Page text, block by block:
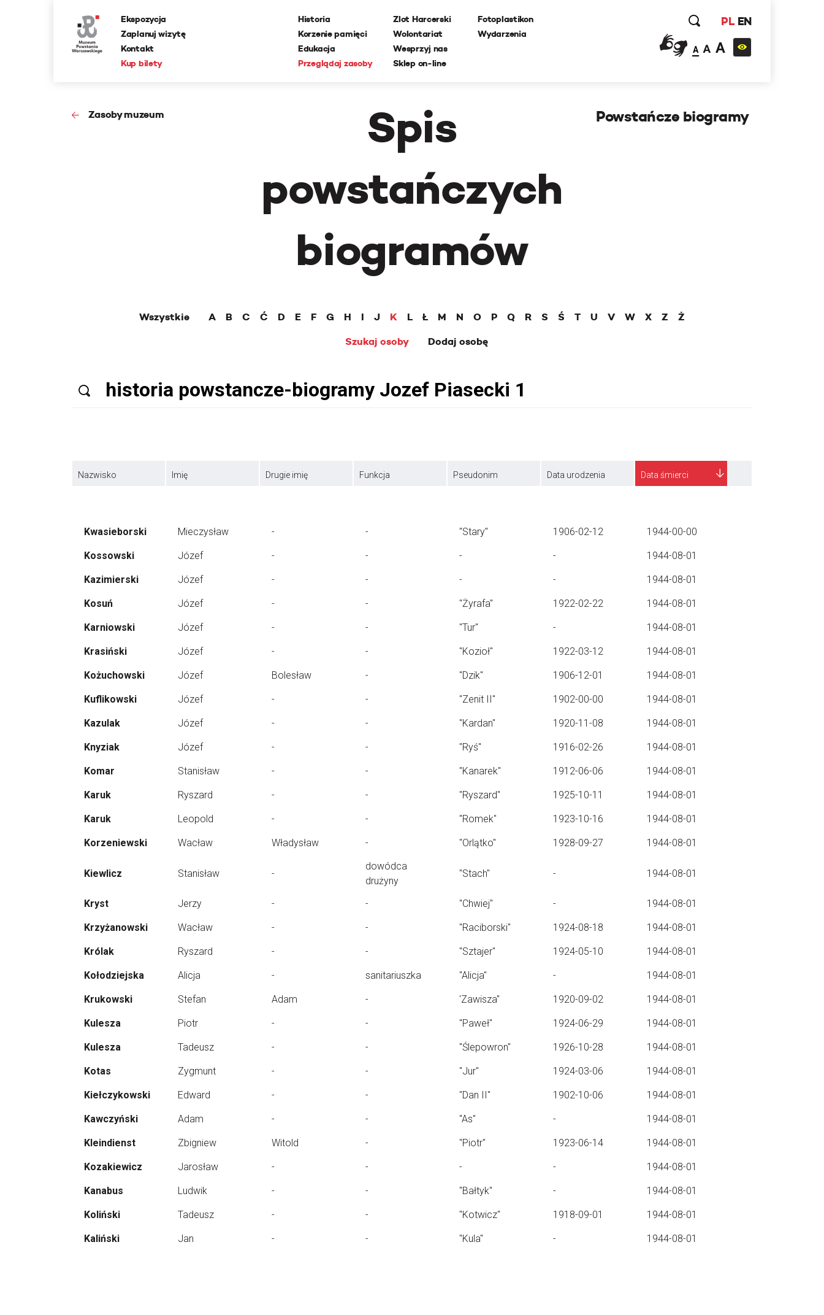
Ekspozycja
Zaplanuj wizytę
Kontakt
Kup bilety
Historia
Korzenie pamięci
Edukacja
Przeglądaj zasoby
Zlot Harcerski
Wolontariat
Wesprzyj nas
Sklep on-line
Fotoplastikon
Wydarzenia
PL EN
A A A
Zasoby muzeum
Spis
powstańczych
biogramów
Powstańcze biogramy
Wszystkie A B C Ć D E F G H I J K L Ł M N O P Q R S Ś T U V W X Z
Ż
Szukaj osoby
Dodaj osobę
Nazwisko Imię Drugie imię Funkcja Pseudonim Data urodzenia Data śmierci
Kwasieborski Mieczysław - - "Stary" 1906-02-12 1944-00-00
Kossowski Józef - - - - 1944-08-01
Kazimierski Józef - - - - 1944-08-01
Kosuń Józef - - "Żyrafa" 1922-02-22 1944-08-01
Karniowski Józef - - "Tur" - 1944-08-01
Krasiński Józef - - "Kozioł" 1922-03-12 1944-08-01
Kożuchowski Józef Bolesław - "Dzik" 1906-12-01 1944-08-01
Kuflikowski Józef - - "Zenit II" 1902-00-00 1944-08-01
Kazulak Józef - - "Kardan" 1920-11-08 1944-08-01
Knyziak Józef - - "Ryś" 1916-02-26 1944-08-01
Komar Stanisław - - "Kanarek" 1912-06-06 1944-08-01
Karuk Ryszard - - "Ryszard" 1925-10-11 1944-08-01
Karuk Leopold - - "Romek" 1923-10-16 1944-08-01
Korzeniewski Wacław Władysław - "Orlątko" 1928-09-27 1944-08-01
Kiewlicz Stanisław -
dowódca
drużyny
"Stach" - 1944-08-01
Kryst Jerzy - - "Chwiej" - 1944-08-01
Krzyżanowski Wacław - - "Raciborski" 1924-08-18 1944-08-01
Królak Ryszard - - "Sztajer" 1924-05-10 1944-08-01
Kołodziejska Alicja - sanitariuszka "Alicja" - 1944-08-01
Krukowski Stefan Adam - 'Zawisza" 1920-09-02 1944-08-01
Kulesza Piotr - - "Paweł" 1924-06-29 1944-08-01
Kulesza Tadeusz - - "Ślepowron" 1926-10-28 1944-08-01
Kotas Zygmunt - - "Jur" 1924-03-06 1944-08-01
Kiełczykowski Edward - - "Dan II" 1902-10-06 1944-08-01
Kawczyński Adam - - "As" - 1944-08-01
Kleindienst Zbigniew Witold - "Piotr" 1923-06-14 1944-08-01
Kozakiewicz Jarosław - - - - 1944-08-01
Kanabus Ludwik - - "Bałtyk" - 1944-08-01
Koliński Tadeusz - - "Kotwicz" 1918-09-01 1944-08-01
Kaliński Jan - - "Kula" - 1944-08-01